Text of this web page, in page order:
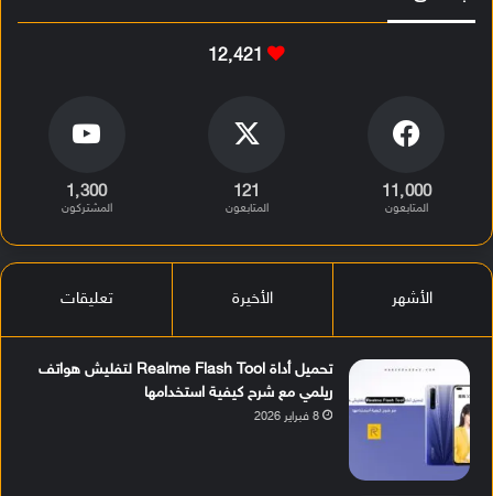
12٬421
11٬000
المتابعون
121
المتابعون
1٬300
المشتركون
الأشهر الأخيرة تعليقات
تحميل أداة Realme Flash Tool لتفليش هواتف
ريلمي مع شرح كيفية استخدامها
8 فبراير 2026